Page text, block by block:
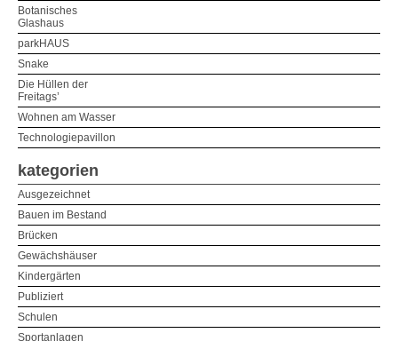
Botanisches
Glashaus
parkHAUS
Snake
Die Hüllen der
Freitags’
Wohnen am Wasser
Technologiepavillon
kategorien
Ausgezeichnet
Bauen im Bestand
Brücken
Gewächshäuser
Kindergärten
Publiziert
Schulen
Sportanlagen